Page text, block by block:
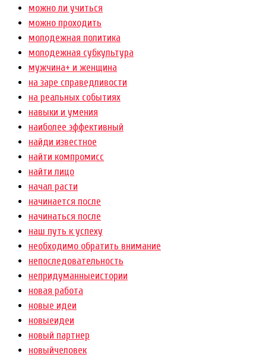
можно ли учиться
можно проходить
молодежная политика
молодежная субкультура
мужчина+ и женщина
на заре справедливости
на реальных событиях
навыки и умения
наиболее эффективный
найди известное
найти компромисс
найти лицо
начал расти
начинается после
начинаться после
наш путь к успеху
необходимо обратить внимание
непоследовательность
непридуманныеистории
новая работа
новые идеи
новыеидеи
новый партнер
новыйчеловек